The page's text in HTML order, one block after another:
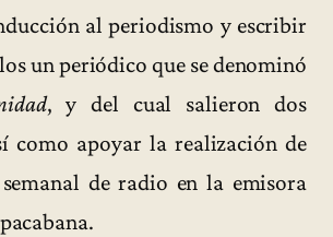
al periodismo y escribir
un periódico que se denominó
, y del cual salieron dos
como apoyar la realización de
de radio en la emisora